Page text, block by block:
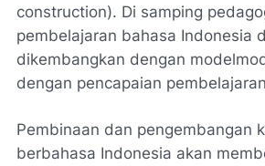
construction). Di samping
pembelajaran bahasa Indonesia
dikembangkan dengan
dengan pencapaian
Pembinaan dan pengembangan
berbahasa Indonesia akan